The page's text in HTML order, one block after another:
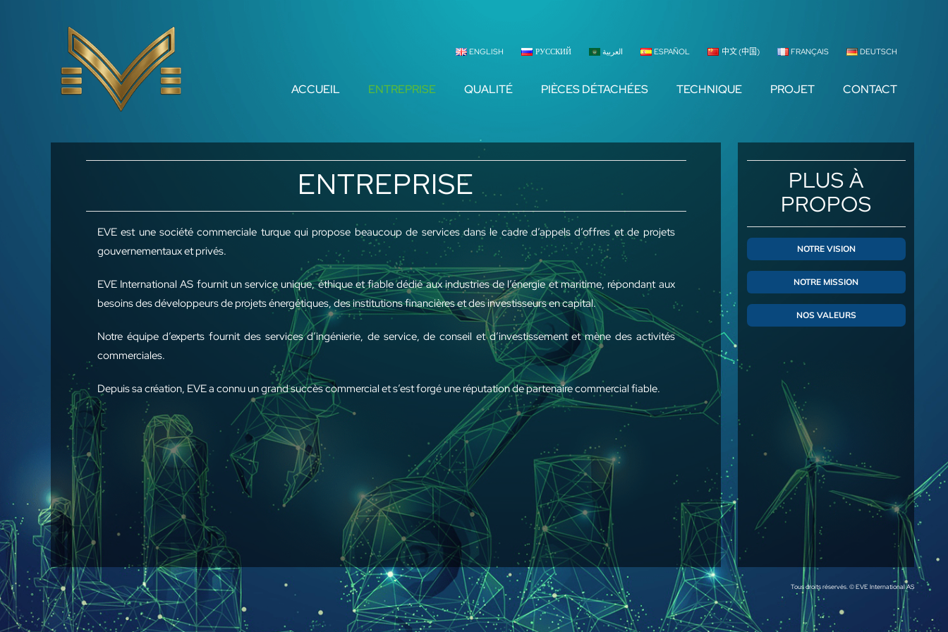
ENGLISH РУССКИЙ العربية ESPAÑOL 中文 (中国) FRANÇAIS DEUTSCH
ACCUEIL ENTREPRISE QUALITÉ PIÈCES DÉTACHÉES TECHNIQUE PROJET CONTACT
ENTREPRISE
EVE est une société commerciale turque qui propose beaucoup de services dans le cadre d’appels d’offres et de projets
gouvernementaux et privés.
EVE International AS fournit un service unique, éthique et fiable dédié aux industries de l’énergie et maritime, répondant aux
besoins des développeurs de projets énergétiques, des institutions financières et des investisseurs en capital.
Notre équipe d’experts fournit des services d’ingénierie, de service, de conseil et d’investissement et mène des activités
commerciales.
Depuis sa création, EVE a connu un grand succès commercial et s’est forgé une réputation de partenaire commercial fiable.
PLUS À
PROPOS
NOTRE VISION
NOTRE MISSION
NOS VALEURS
Tous droits réservés. © EVE International AS